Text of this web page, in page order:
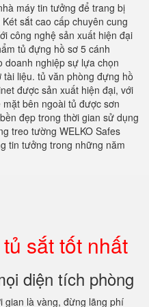
máy tin tưởng để trang bị
sắt cao cấp chuyên cung
công nghệ sản xuất hiện đại
tủ đựng hồ sơ 5 cánh
doanh nghiệp sự lựa chọn
liệu. tủ văn phòng đựng hồ
được sản xuất hiện đại, với
bên ngoài tủ được sơn
đẹp trong thời gian sử dụng
treo tường WELKO Safes
tin tưởng trong những năm
sắt tốt nhất
diện tích phòng
gian là vàng, đừng lãng phí